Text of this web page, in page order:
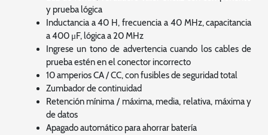
y prueba lógica
Inductancia a 40 H, frecuencia a 40 MHz, capacitancia
a 400 μF, lógica a 20 MHz
Ingrese un tono de advertencia cuando los cables de
prueba estén en el conector incorrecto
10 amperios CA / CC, con fusibles de seguridad total
Zumbador de continuidad
Retención mínima / máxima, media, relativa, máxima y
de datos
Apagado automático para ahorrar batería